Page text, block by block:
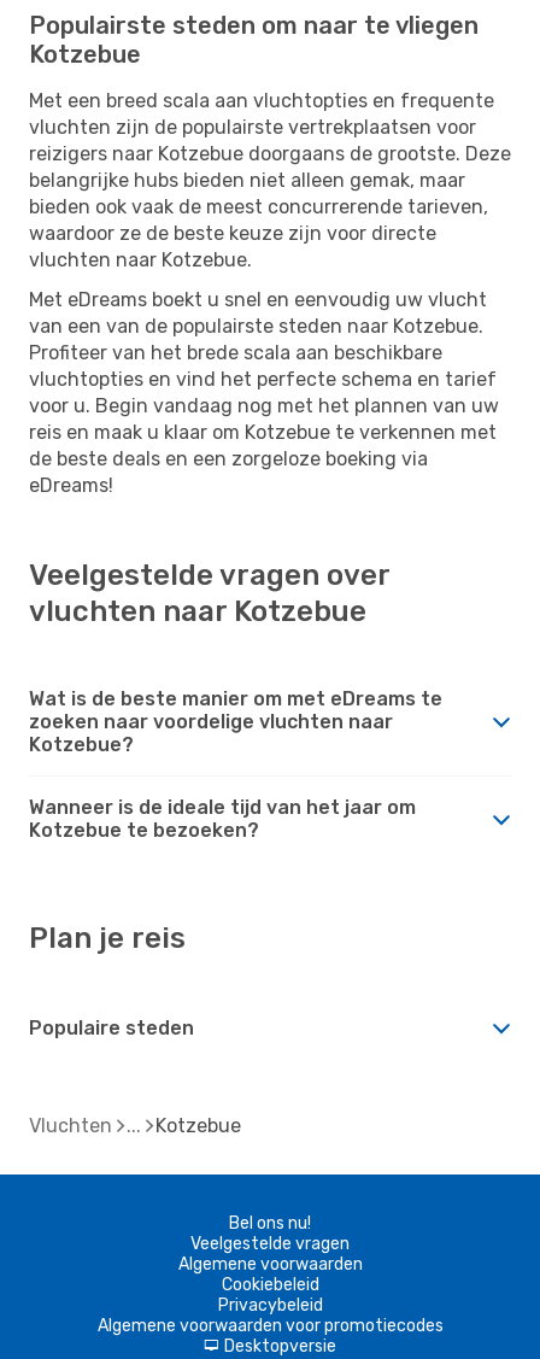
Populairste steden om naar te vliegen
Kotzebue
Met een breed scala aan vluchtopties en frequente
vluchten zijn de populairste vertrekplaatsen voor
reizigers naar Kotzebue doorgaans de grootste. Deze
belangrijke hubs bieden niet alleen gemak, maar
bieden ook vaak de meest concurrerende tarieven,
waardoor ze de beste keuze zijn voor directe
vluchten naar Kotzebue.
Met eDreams boekt u snel en eenvoudig uw vlucht
van een van de populairste steden naar Kotzebue.
Profiteer van het brede scala aan beschikbare
vluchtopties en vind het perfecte schema en tarief
voor u. Begin vandaag nog met het plannen van uw
reis en maak u klaar om Kotzebue te verkennen met
de beste deals en een zorgeloze boeking via
eDreams!
Veelgestelde vragen over
vluchten naar Kotzebue
Wat is de beste manier om met eDreams te
zoeken naar voordelige vluchten naar
Kotzebue?
Wanneer is de ideale tijd van het jaar om
Kotzebue te bezoeken?
Plan je reis
Populaire steden
Vluchten Kotzebue
Bel ons nu!
Veelgestelde vragen
Algemene voorwaarden
Cookiebeleid
Privacybeleid
Algemene voorwaarden voor promotiecodes
d Desktopversie